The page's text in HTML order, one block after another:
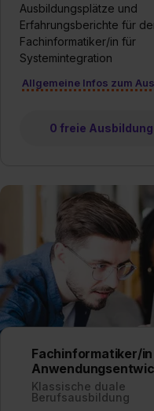
Ausbildungsplätze und
Erfahrungsberichte für
Fachinformatiker/in für
Systemintegration
Allgemeine Infos zum
0 freie
Fachinformatiker/
Klassische duale
Berufsausbildung